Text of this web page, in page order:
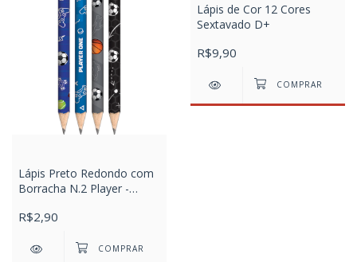
Lápis Preto Redondo com
Borracha N.2 Player -
R$2,90
Lápis de Cor 12 Cores
Sextavado D+
R$9,90